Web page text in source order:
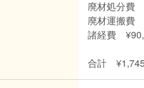
廃材処分費
廃材運搬費
諸経費
合計